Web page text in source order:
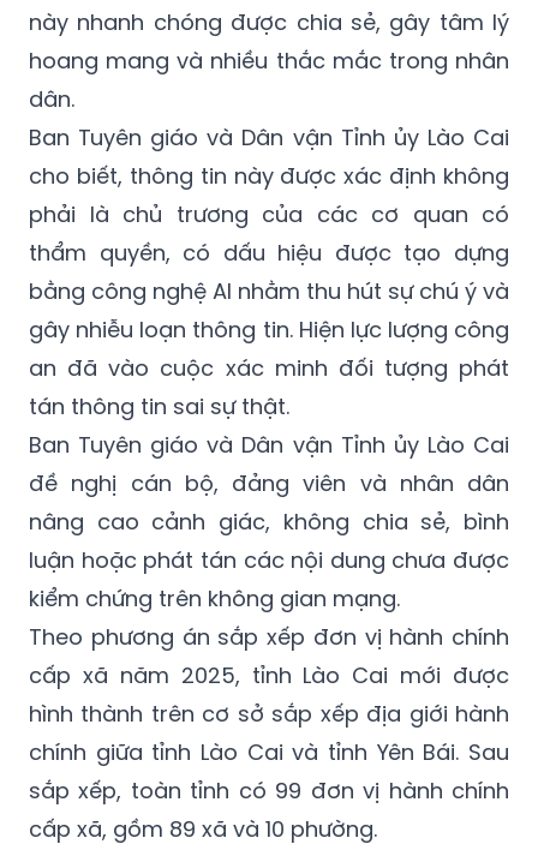
này nhanh chóng được chia sẻ, gây tâm lý
hoang mang và nhiều thắc mắc trong nhân
dân.
Ban Tuyên giáo và Dân vận Tỉnh ủy Lào Cai
cho biết, thông tin này được xác định không
phải là chủ trương của các cơ quan có
thẩm quyền, có dấu hiệu được tạo dựng
bằng công nghệ AI nhằm thu hút sự chú ý và
gây nhiễu loạn thông tin. Hiện lực lượng công
an đã vào cuộc xác minh đối tượng phát
tán thông tin sai sự thật.
Ban Tuyên giáo và Dân vận Tỉnh ủy Lào Cai
đề nghị cán bộ, đảng viên và nhân dân
nâng cao cảnh giác, không chia sẻ, bình
luận hoặc phát tán các nội dung chưa được
kiểm chứng trên không gian mạng.
Theo phương án sắp xếp đơn vị hành chính
cấp xã năm 2025, tỉnh Lào Cai mới được
hình thành trên cơ sở sắp xếp địa giới hành
chính giữa tỉnh Lào Cai và tỉnh Yên Bái. Sau
sắp xếp, toàn tỉnh có 99 đơn vị hành chính
cấp xã, gồm 89 xã và 10 phường.